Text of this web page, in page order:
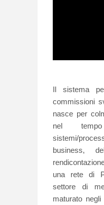
Il sistema
commissioni
nasce per
nel
sistemi/
business,
una rete di
settore di
maturato